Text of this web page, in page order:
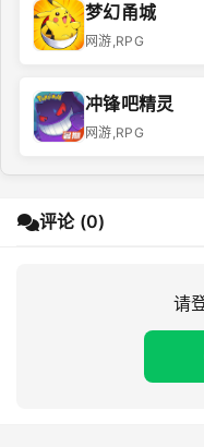
梦幻甬城
网游,RPG
冲锋吧精灵
网游,RPG
评论 (0)
请